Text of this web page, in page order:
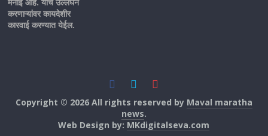
करणाऱ्यांवर कायदेशीर
कारवाई करण्यात येईल.
Copyright © 2026 All rights reserved by Maval maratha
news.
Web Design by: MKdigitalseva.com